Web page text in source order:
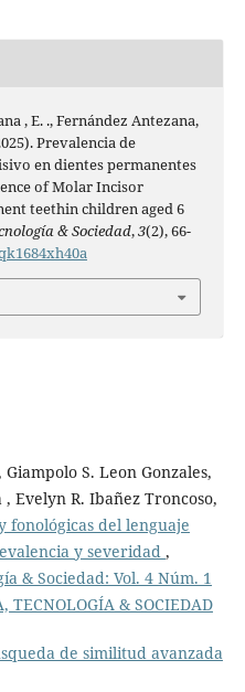
, E. ., Fernández Antezana,
Prevalencia de
en dientes permanentes
of Molar Incisor
teethin children aged 6
& Sociedad,3(2), 66-
S. Leon Gonzales,
Evelyn R. Ibañez Troncoso,
fonológicas del lenguaje
y severidad ,
& Sociedad: Vol. 4 Núm. 1
TECNOLOGÍA & SOCIEDAD
de similitud avanzada